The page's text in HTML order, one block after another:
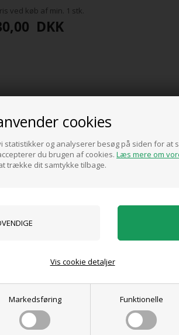
cookies
statistikker og analyserer besøg på siden for at
du brugen af cookies. Læs mere om
trække dit samtykke tilbage.
Markedsføring Funktionelle
Vis cookie detaljer
ved køb af min. 1 stk.
DKK
er endnu ikke anmeldt.Skriv en anmeldelse.
interesseret i
Asparges `Gijnlim`
50,00 DKK 25,00 DKK